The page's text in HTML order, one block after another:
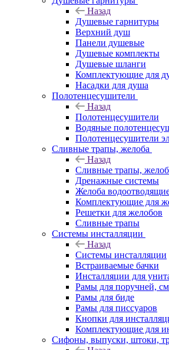
Назад
Душевые гарнитуры
Верхний душ
Панели душевые
Душевые комплекты
Душевые шланги
Комплектующие для
Насадки для душа
Полотенцесушители
Назад
Полотенцесушители
Водяные
Полотенцесушители
Сливные трапы, желоба
Назад
Сливные трапы,
Дренажные системы
Желоба
Комплектующие для
Решетки для желобов
Сливные трапы
Системы инсталляции
Назад
Системы инсталляции
Встраиваемые бачки
Инсталляции для
Рамы для поручней,
Рамы для биде
Рамы для писсуаров
Кнопки для
Комплектующие для
Сифоны, выпуски, штоки,